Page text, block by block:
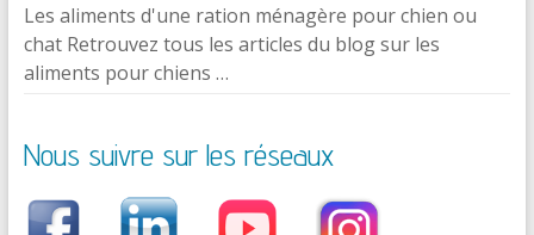
Les aliments d'une ration ménagère pour chien ou
chat Retrouvez tous les articles du blog sur les
aliments pour chiens …
Nous suivre sur les réseaux